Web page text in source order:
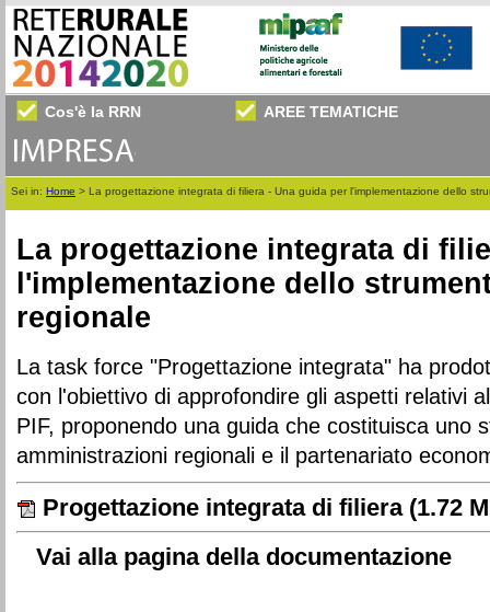
Cos'è la RRN AREE TEMATICHE
Sei in: Home > La progettazione integrata di filiera - Una guida per l'implementazione dello
La progettazione integrata di
l'implementazione dello
regionale
La task force "Progettazione integrata" ha
con l'obiettivo di approfondire gli aspetti relativi
PIF, proponendo una guida che costituisca uno
amministrazioni regionali e il partenariato
Progettazione integrata di filiera(1.72
Vai alla pagina della documentazione